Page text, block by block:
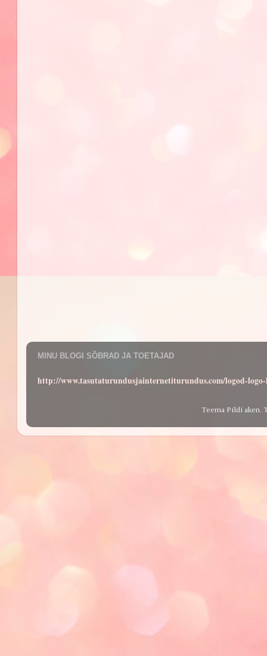
MINU BLOGI SÕBRAD JA TOETAJAD
http://www.tasutaturundusjainternetiturundus.com/logod-
Teema Pildi aken.